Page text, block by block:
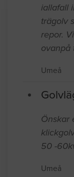
iallafall
trägolv
repor.
ovanpå
Umeå
Önskar
50 -
Umeå